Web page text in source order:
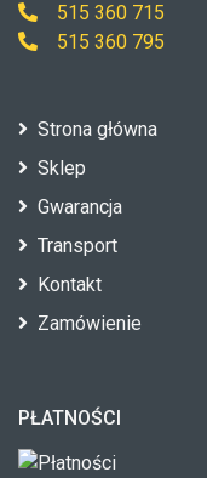
515 360 715
515 360 795
Strona główna
Sklep
Gwarancja
Transport
Kontakt
Zamówienie
PŁATNOŚCI